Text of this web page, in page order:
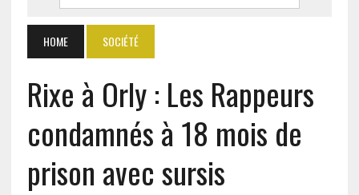
HOME SOCIÉTÉ
Rixe à Orly : Les Rappeurs
condamnés à 18 mois de
prison avec sursis